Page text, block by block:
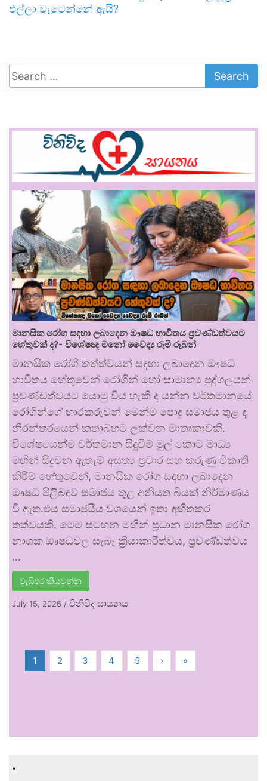
එල්ලා වැටෙන්නේ ඇයි?
මානසික රෝග සඳහා ලබාදෙන ඖෂධ භාවිතය ප්‍රචණ්ඩත්වයට
හේතුවක් ද?- විශේෂඥ මනෝ වෛද්‍ය රූමි රූබන්
මානසික රෝගී තත්ත්වයන් සඳහා ලබාදෙන ඖෂධ
භාවිතය හේතුවෙන් රෝගීන් හෝ සාමාන්‍ය පුද්ගලයන්
ප්‍රචණ්ඩත්වයට යොමු විය හැකි ද යන්න වර්තමානයේ
රෝගීන්ගේ භාරකරුවන් මෙන්ම පොදු සමාජය තුළ ද
නිරන්තරයෙන් කතාබහට ලක්වන මාතෘකාවකි.
විශේෂයෙන්ම වර්තමාන සිදුවීම් මුල් කොට මාධ්‍ය
මඟින් සිදුවන ඇතැම් අසත්‍ය ප්‍රචාර සහ කරුණු විකෘති
කිරීම් හේතුවෙන්, මානසික රෝග සඳහා ලබාදෙන
ඖෂධ පිළිබඳව සමාජය තුළ අනියත බියක් නිර්මාණය
වී ඇත.එය සමාජයීය වශයෙන් ඉතා අහිතකර
තත්වයකි. මෙම සටහන මඟින් ප්‍රධාන මානසික රෝග
නාශක ඖෂධවල සැබෑ ක්‍රියාකාරීත්වය, ප්‍රචණ්ඩත්වය
…
වැඩිපුර කියවන්න
July 15, 2026 / විනිවිද සායනය
1 2 3 4 5 › »
.